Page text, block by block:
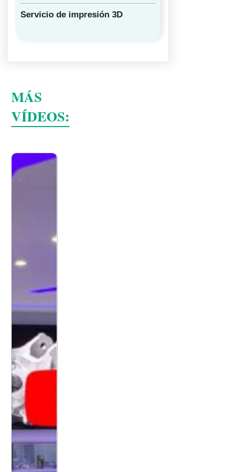
Servicio de impresión 3D
MÁS
VÍDEOS: